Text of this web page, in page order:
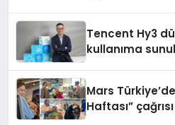
Tencent Hy3
kullanıma
Mars
Haftası” çağrısı